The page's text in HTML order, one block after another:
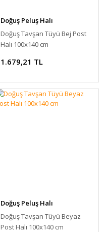
Doğuş Peluş Halı
Doğuş Tavşan Tüyü Bej Post
Halı 100x140 cm
1.679,21 TL
Doğuş Peluş Halı
Doğuş Tavşan Tüyü Beyaz
Post Halı 100x140 cm